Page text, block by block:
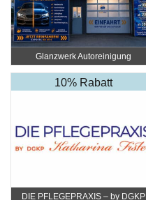
Glanzwerk Autoreinigung
10% Rabatt
DIE PFLEGEPRAXIS – by DGKP